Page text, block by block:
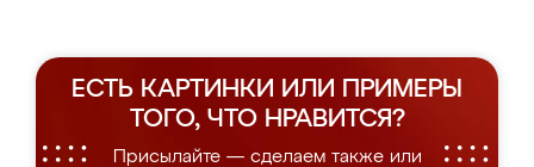
ЕСТЬ КАРТИНКИ ИЛИ ПРИМЕРЫ
ТОГО, ЧТО НРАВИТСЯ?
Присылайте — сделаем также или